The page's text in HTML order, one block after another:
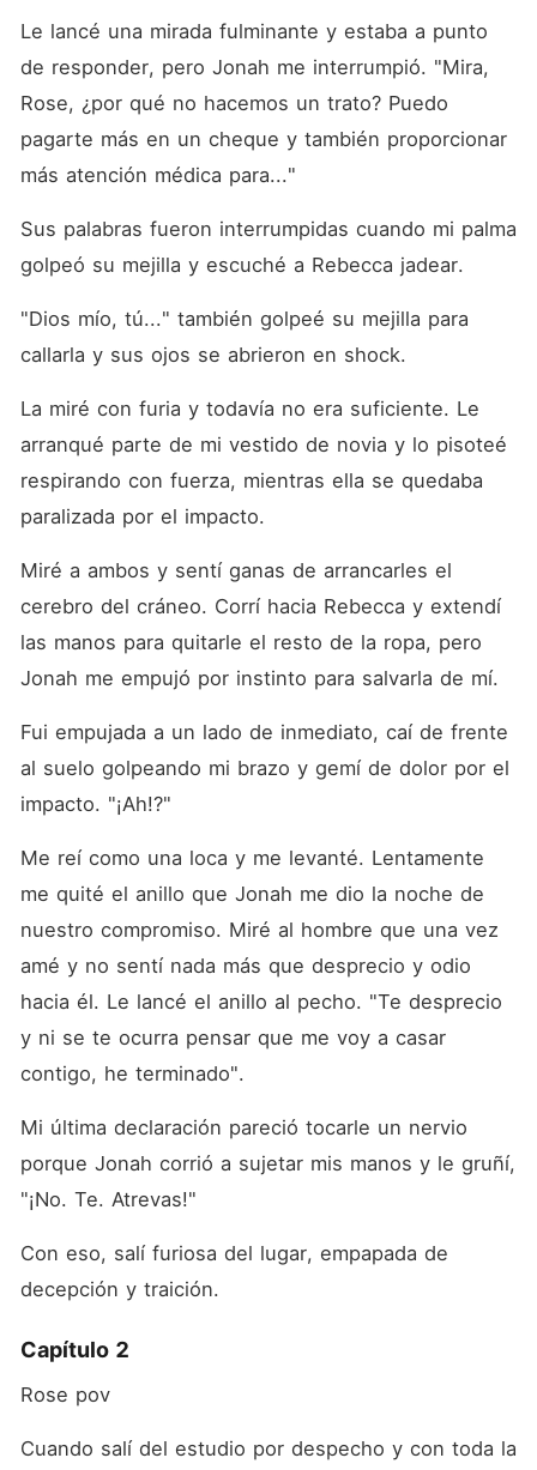
Le lancé una mirada fulminante y estaba a punto
de responder, pero Jonah me interrumpió. "Mira,
Rose, ¿por qué no hacemos un trato? Puedo
pagarte más en un cheque y también proporcionar
más atención médica para..."
Sus palabras fueron interrumpidas cuando mi palma
golpeó su mejilla y escuché a Rebecca jadear.
"Dios mío, tú..." también golpeé su mejilla para
callarla y sus ojos se abrieron en shock.
La miré con furia y todavía no era suficiente. Le
arranqué parte de mi vestido de novia y lo pisoteé
respirando con fuerza, mientras ella se quedaba
paralizada por el impacto.
Miré a ambos y sentí ganas de arrancarles el
cerebro del cráneo. Corrí hacia Rebecca y extendí
las manos para quitarle el resto de la ropa, pero
Jonah me empujó por instinto para salvarla de mí.
Fui empujada a un lado de inmediato, caí de frente
al suelo golpeando mi brazo y gemí de dolor por el
impacto. "¡Ah!?"
Me reí como una loca y me levanté. Lentamente
me quité el anillo que Jonah me dio la noche de
nuestro compromiso. Miré al hombre que una vez
amé y no sentí nada más que desprecio y odio
hacia él. Le lancé el anillo al pecho. "Te desprecio
y ni se te ocurra pensar que me voy a casar
contigo, he terminado".
Mi última declaración pareció tocarle un nervio
porque Jonah corrió a sujetar mis manos y le gruñí,
"¡No. Te. Atrevas!"
Con eso, salí furiosa del lugar, empapada de
decepción y traición.
Capítulo 2
Rose pov
Cuando salí del estudio por despecho y con toda la